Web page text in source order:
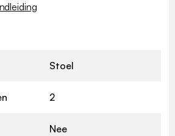
Stoel
2
Nee